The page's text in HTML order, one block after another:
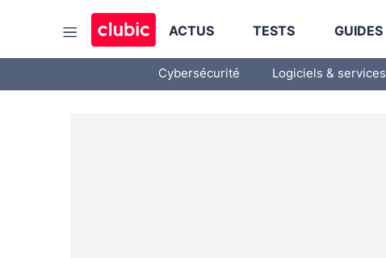
ACTUS TESTS GUIDES
Cybersécurité Logiciels & services